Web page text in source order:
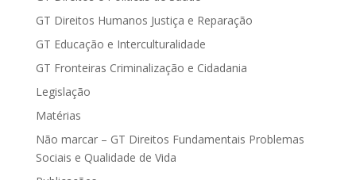
GT Direitos Humanos Justiça e Reparação
GT Educação e Interculturalidade
GT Fronteiras Criminalização e Cidadania
Legislação
Matérias
Não marcar – GT Direitos Fundamentais Problemas
Sociais e Qualidade de Vida